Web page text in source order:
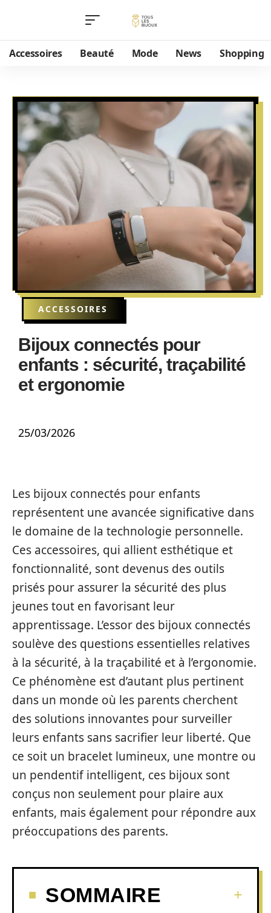
Accessoires Beauté Mode News Shopping
ACCESSOIRES
Bijoux connectés pour
enfants : sécurité, traçabilité
et ergonomie
25/03/2026
Les bijoux connectés pour enfants
représentent une avancée significative dans
le domaine de la technologie personnelle.
Ces accessoires, qui allient esthétique et
fonctionnalité, sont devenus des outils
prisés pour assurer la sécurité des plus
jeunes tout en favorisant leur
apprentissage. L’essor des bijoux connectés
soulève des questions essentielles relatives
à la sécurité, à la traçabilité et à l’ergonomie.
Ce phénomène est d’autant plus pertinent
dans un monde où les parents cherchent
des solutions innovantes pour surveiller
leurs enfants sans sacrifier leur liberté. Que
ce soit un bracelet lumineux, une montre ou
un pendentif intelligent, ces bijoux sont
conçus non seulement pour plaire aux
enfants, mais également pour répondre aux
préoccupations des parents.
SOMMAIRE